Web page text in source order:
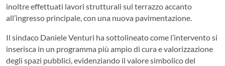
inoltre effettuati lavori strutturali sul terrazzo accanto
all’ingresso principale, con una nuova pavimentazione.
Il sindaco Daniele Venturi ha sottolineato come l’intervento si
inserisca in un programma più ampio di cura e valorizzazione
degli spazi pubblici, evidenziando il valore simbolico del